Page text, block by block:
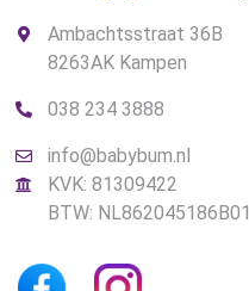
Ambachtsstraat 36B
8263AK Kampen
038 234 3888
info@babybum.nl
KVK: 81309422
BTW: NL862045186B01